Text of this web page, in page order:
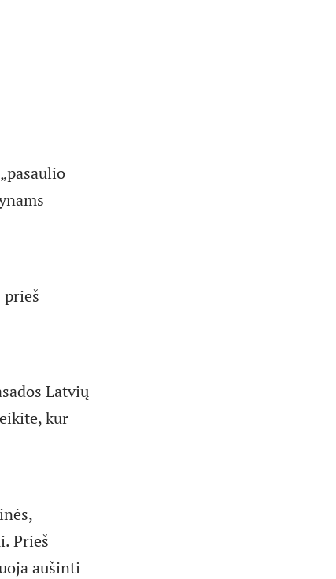
prieš
Latvių
kur
Prieš
aušinti